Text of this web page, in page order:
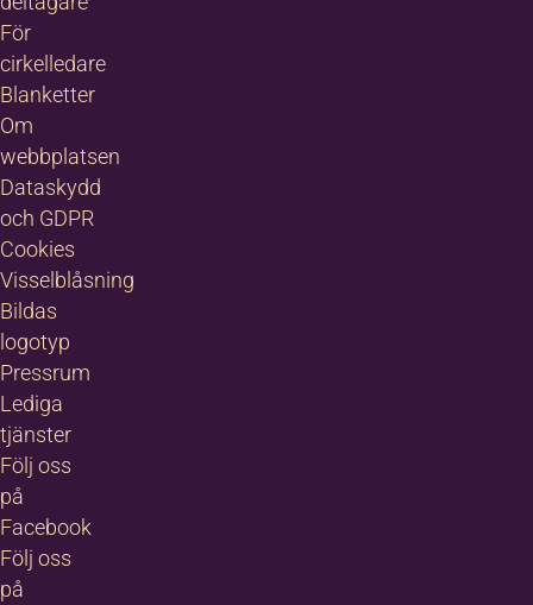
För
cirkelledare
Blanketter
Om
webbplatsen
Dataskydd
och GDPR
Cookies
Visselblåsning
Bildas
logotyp
Pressrum
Lediga
tjänster
Följ oss
på
Facebook
Följ oss
på